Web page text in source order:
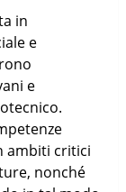
in
e
e
ambiti critici
nonché